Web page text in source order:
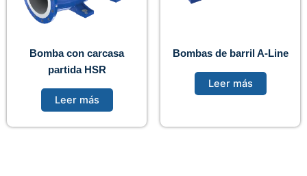
Bomba con carcasa
partida HSR
Leer más
Bombas de barril A-Line
Leer más